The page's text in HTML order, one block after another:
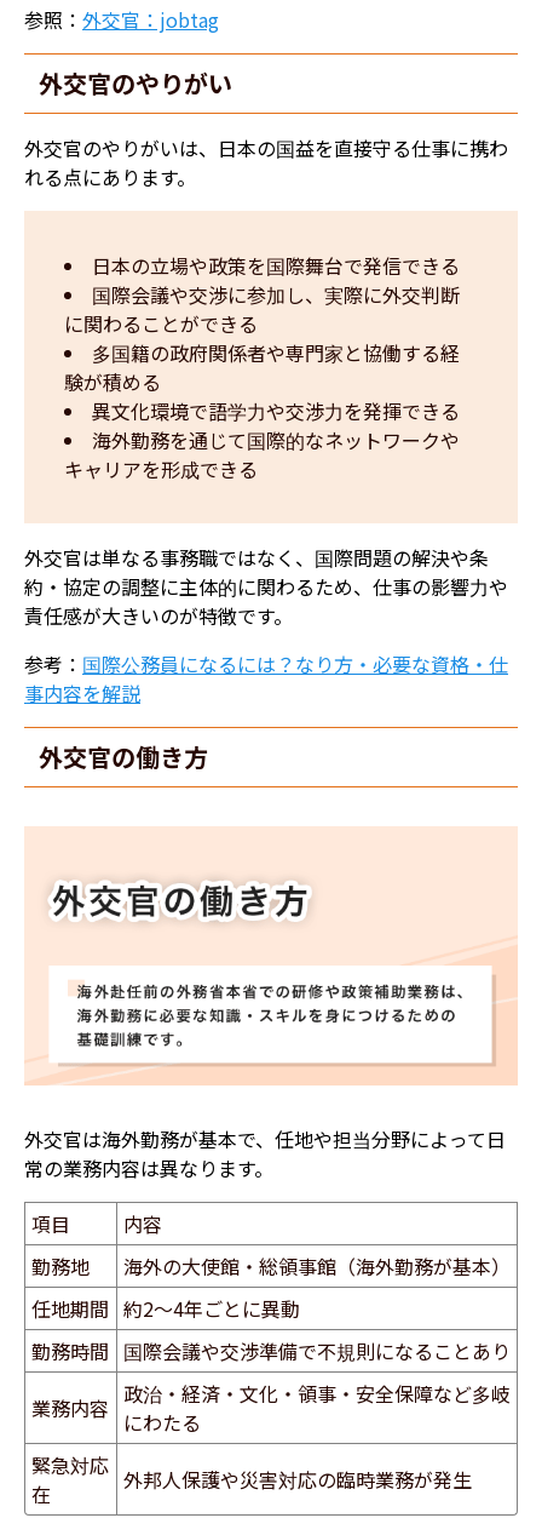
参照： 外交官：jobtag
外交官のやりがい
外交官のやりがいは、日本の国益を直接守る仕事に携わ
れる点にあります。
日本の立場や政策を国際舞台で発信できる
国際会議や交渉に参加し、実際に外交判断
に関わることができる
多国籍の政府関係者や専門家と協働する経
験が積める
異文化環境で語学力や交渉力を発揮できる
海外勤務を通じて国際的なネットワークや
キャリアを形成できる
外交官は単なる事務職ではなく、国際問題の解決や条
約・協定の調整に主体的に関わるため、仕事の影響力や
責任感が大きいのが特徴です。
参考： 国際公務員になるには？なり方・必要な資格・仕
事内容を解説
外交官の働き方
外交官は海外勤務が基本で、任地や担当分野によって日
常の業務内容は異なります。
項目
内容
勤務地
海外の大使館・総領事館（海外勤務が基本）
任地期間 約2〜4年ごとに異動
勤務時間 国際会議や交渉準備で不規則になることあり
業務内容 政治・経済・文化・領事・安全保障など多岐
にわたる
緊急対応
在
外邦人保護や災害対応の臨時業務が発生